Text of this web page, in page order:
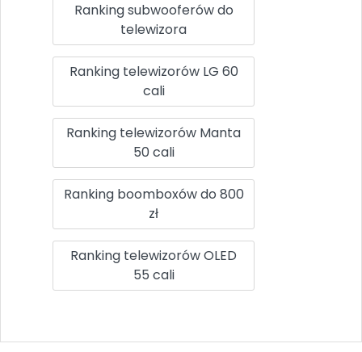
Ranking subwooferów do
telewizora
Ranking telewizorów LG 60
cali
Ranking telewizorów Manta
50 cali
Ranking boomboxów do 800
zł
Ranking telewizorów OLED
55 cali